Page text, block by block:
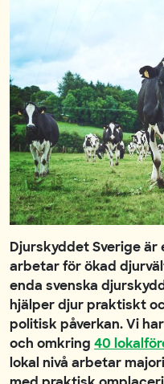
Djurskyddet Sverige är
arbetar för ökad
enda svenska
hjälper djur praktiskt
politisk påverkan. Vi
och omkring 40
lokal nivå arbetar